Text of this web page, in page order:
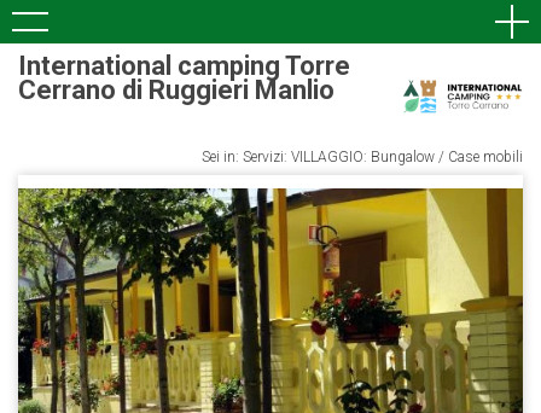
International camping Torre
Cerrano di Ruggieri Manlio
Sei in: Servizi: VILLAGGIO: Bungalow / Case mobili